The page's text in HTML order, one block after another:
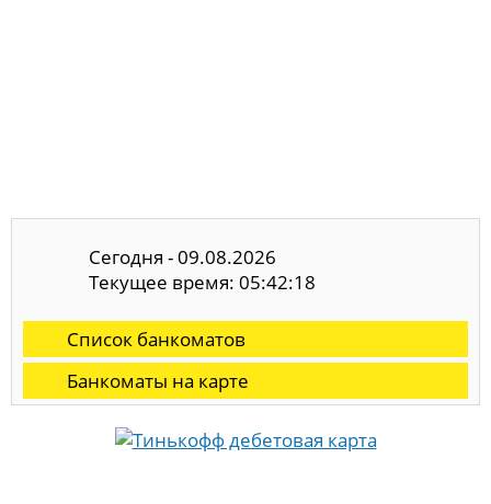
Сегодня - 09.08.2026
Текущее время: 05:42:19
Список банкоматов
Банкоматы на карте